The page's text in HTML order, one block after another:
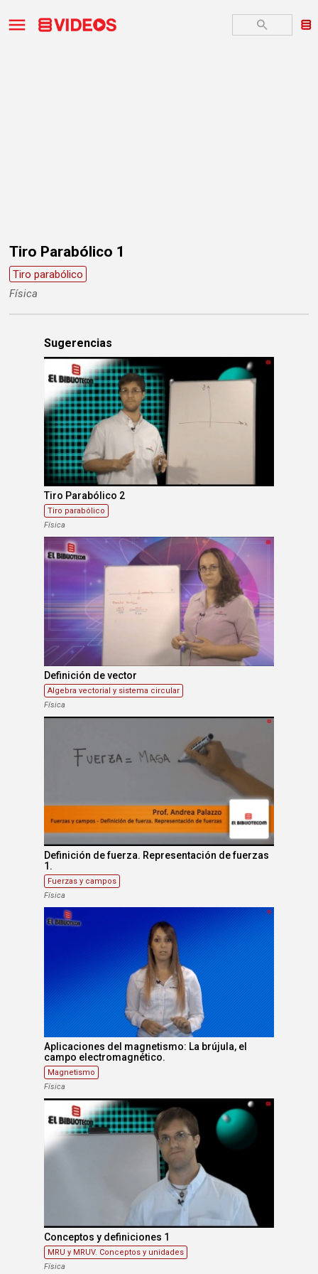
Tiro Parabólico 1
Tiro parabólico
Física
Sugerencias
Tiro Parabólico 2
Tiro parabólico
Física
Definición de vector
Algebra vectorial y sistema circular
Física
Definición de fuerza. Representación de fuerzas
1.
Fuerzas y campos
Física
Aplicaciones del magnetismo: La brújula, el
campo electromagnético.
Magnetismo
Física
Conceptos y definiciones 1
MRU y MRUV. Conceptos y unidades
Física